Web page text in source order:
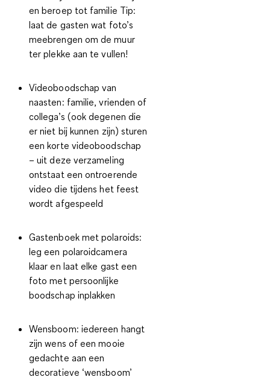
en beroep tot familie Tip:
laat de gasten wat foto’s
meebrengen om de muur
ter plekke aan te vullen!
Videoboodschap van
naasten: familie, vrienden of
collega’s (ook degenen die
er niet bij kunnen zijn) sturen
een korte videoboodschap
– uit deze verzameling
ontstaat een ontroerende
video die tijdens het feest
wordt afgespeeld
Gastenboek met polaroids:
leg een polaroidcamera
klaar en laat elke gast een
foto met persoonlijke
boodschap inplakken
Wensboom: iedereen hangt
zijn wens of een mooie
gedachte aan een
decoratieve ‘wensboom’